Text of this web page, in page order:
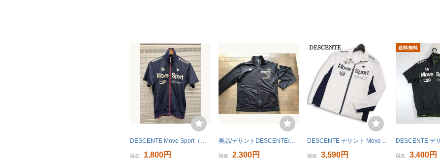
DESCENTE Move Sport（ムーブスポーツ）半袖 トレーニングジャケット ネイビー M 2606-369
現在 1,800円
美品/デサントDESCENTE/ジャージ上着/ブラック黒/サイズS
現在 2,300円
DESCENTE デサント Move Sport★ 【ドライトランスファートレーニングJK】 ロゴプリント トラックジャケット Sz.S メンズ 白
現在 3,590円
送料無料
現在 3,400円